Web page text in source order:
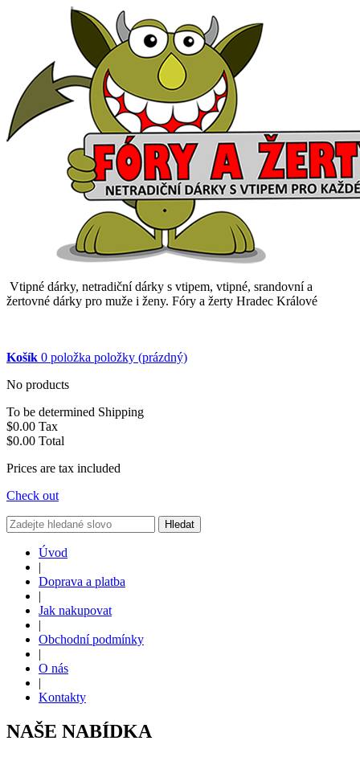
Vtipné dárky, netradiční dárky s vtipem, vtipné, srandovní a
žertovné dárky pro muže i ženy. Fóry a žerty Hradec Králové
Košík 0 položka položky (prázdný)
No products
To be determined Shipping
$0.00 Tax
$0.00 Total
Prices are tax included
Check out
Hledat
Úvod
|
Doprava a platba
|
Jak nakupovat
|
Obchodní podmínky
|
O nás
|
Kontakty
NAŠE NABÍDKA